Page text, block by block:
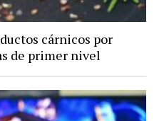
cárnicos por
de primer nivel